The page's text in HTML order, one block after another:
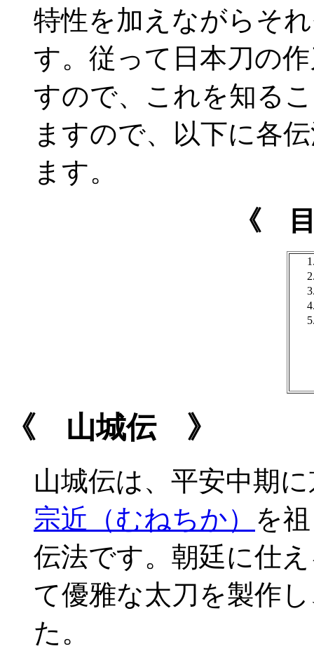
特性を加えながらそ
す。従って日本刀の
すので、これを知る
ますので、以下に各
ます。
《
《 山城伝 》
山城伝は、平安中期
宗近（むねちか） を
伝法です。朝廷に仕
て優雅な太刀を製作
た。